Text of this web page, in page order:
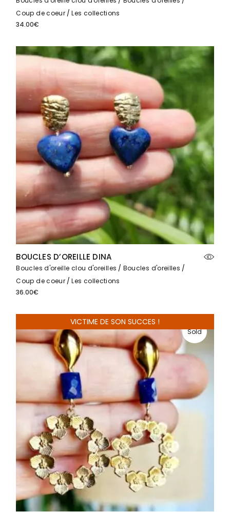
Coup de coeur
Les collections
34.00€
BOUCLES D’OREILLE DINA
Boucles d'oreille clou d'oreilles
Boucles d'oreilles
Coup de coeur
Les collections
36.00€
VICTIME DE SON SUCCES !
Sold